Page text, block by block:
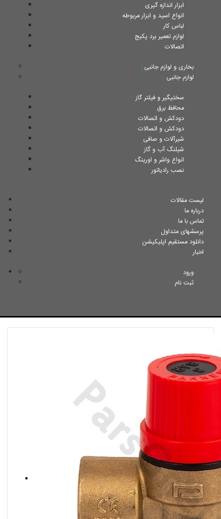
ابزار اندازه گیری
انواع اسید و ابزار مربوطه
لباس کار
لوازم تعمیر برد پکیج
اتصالات
بخاری و لوازم جانبی
لوازم جانبی
سختیگیر و فیلتر گاز
محافظ برق
دودکش و اتصالات
دودکش و اتصالات
شیرآلات و صافی
شیلنگ آب و گاز
انواع واشر و اورینگ
نصب رادیاتور
لیست مقالات
درباره ما
تماس با ما
پرسشهای متداول
دانلود مستقیم اپلیکیشن
اخبار
ورود
ثبت نام